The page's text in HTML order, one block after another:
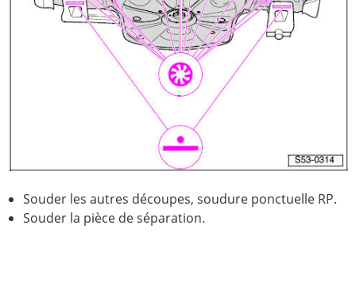
Souder les autres découpes, soudure ponctuelle RP.
Souder la pièce de séparation.